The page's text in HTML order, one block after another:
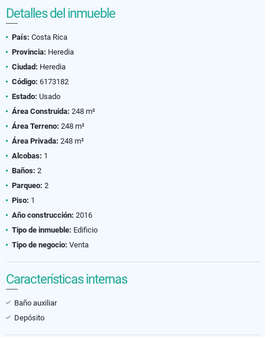
Detalles del inmueble
País: Costa Rica
Provincia: Heredia
Ciudad: Heredia
Código: 6173182
Estado: Usado
Área Construida: 248 m²
Área Terreno: 248 m²
Área Privada: 248 m²
Alcobas: 1
Baños: 2
Parqueo: 2
Piso: 1
Año construcción: 2016
Tipo de inmueble: Edificio
Tipo de negocio: Venta
Características internas
Baño auxiliar
Depósito